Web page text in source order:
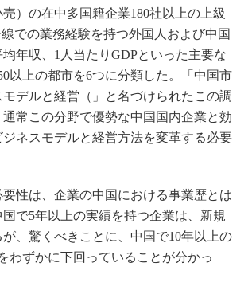
）の在中多国籍企業180社以上の上級
での業務経験を持つ外国人および中国
年収、1人当たりGDPといった主要な
以上の都市を6つに分類した。「中国市
デルと経営（」と名づけられたこの調
常この分野で優勢な中国国内企業と効
ネスモデルと経営方法を変革する必要
性は、企業の中国における事業歴とは
で5年以上の実績を持つ企業は、新規
、驚くべきことに、中国で10年以上の
わずかに下回っていることが分かっ